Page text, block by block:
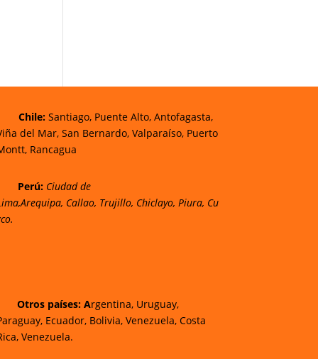
Chile: Santiago, Puente Alto, Antofagasta,
del Mar, San Bernardo, Valparaíso, Puerto
Rancagua
Perú: Ciudad de
Arequipa, Callao, Trujillo, Chiclayo, Piura, Cu
Otros países: Argentina, Uruguay,
Ecuador, Bolivia, Venezuela, Costa
Venezuela.